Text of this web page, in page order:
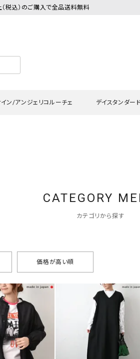
税込）のご購入で全品送料無料
その他スカート
すべて見る
イン/アンジェリコルーチェ
その他スカート
デイスタンダー
スウェット・パーカー
その他のパンツ
サロ
ワン
サロ
ジャ
CATEGORY
カテゴリから探す
価格が高い順